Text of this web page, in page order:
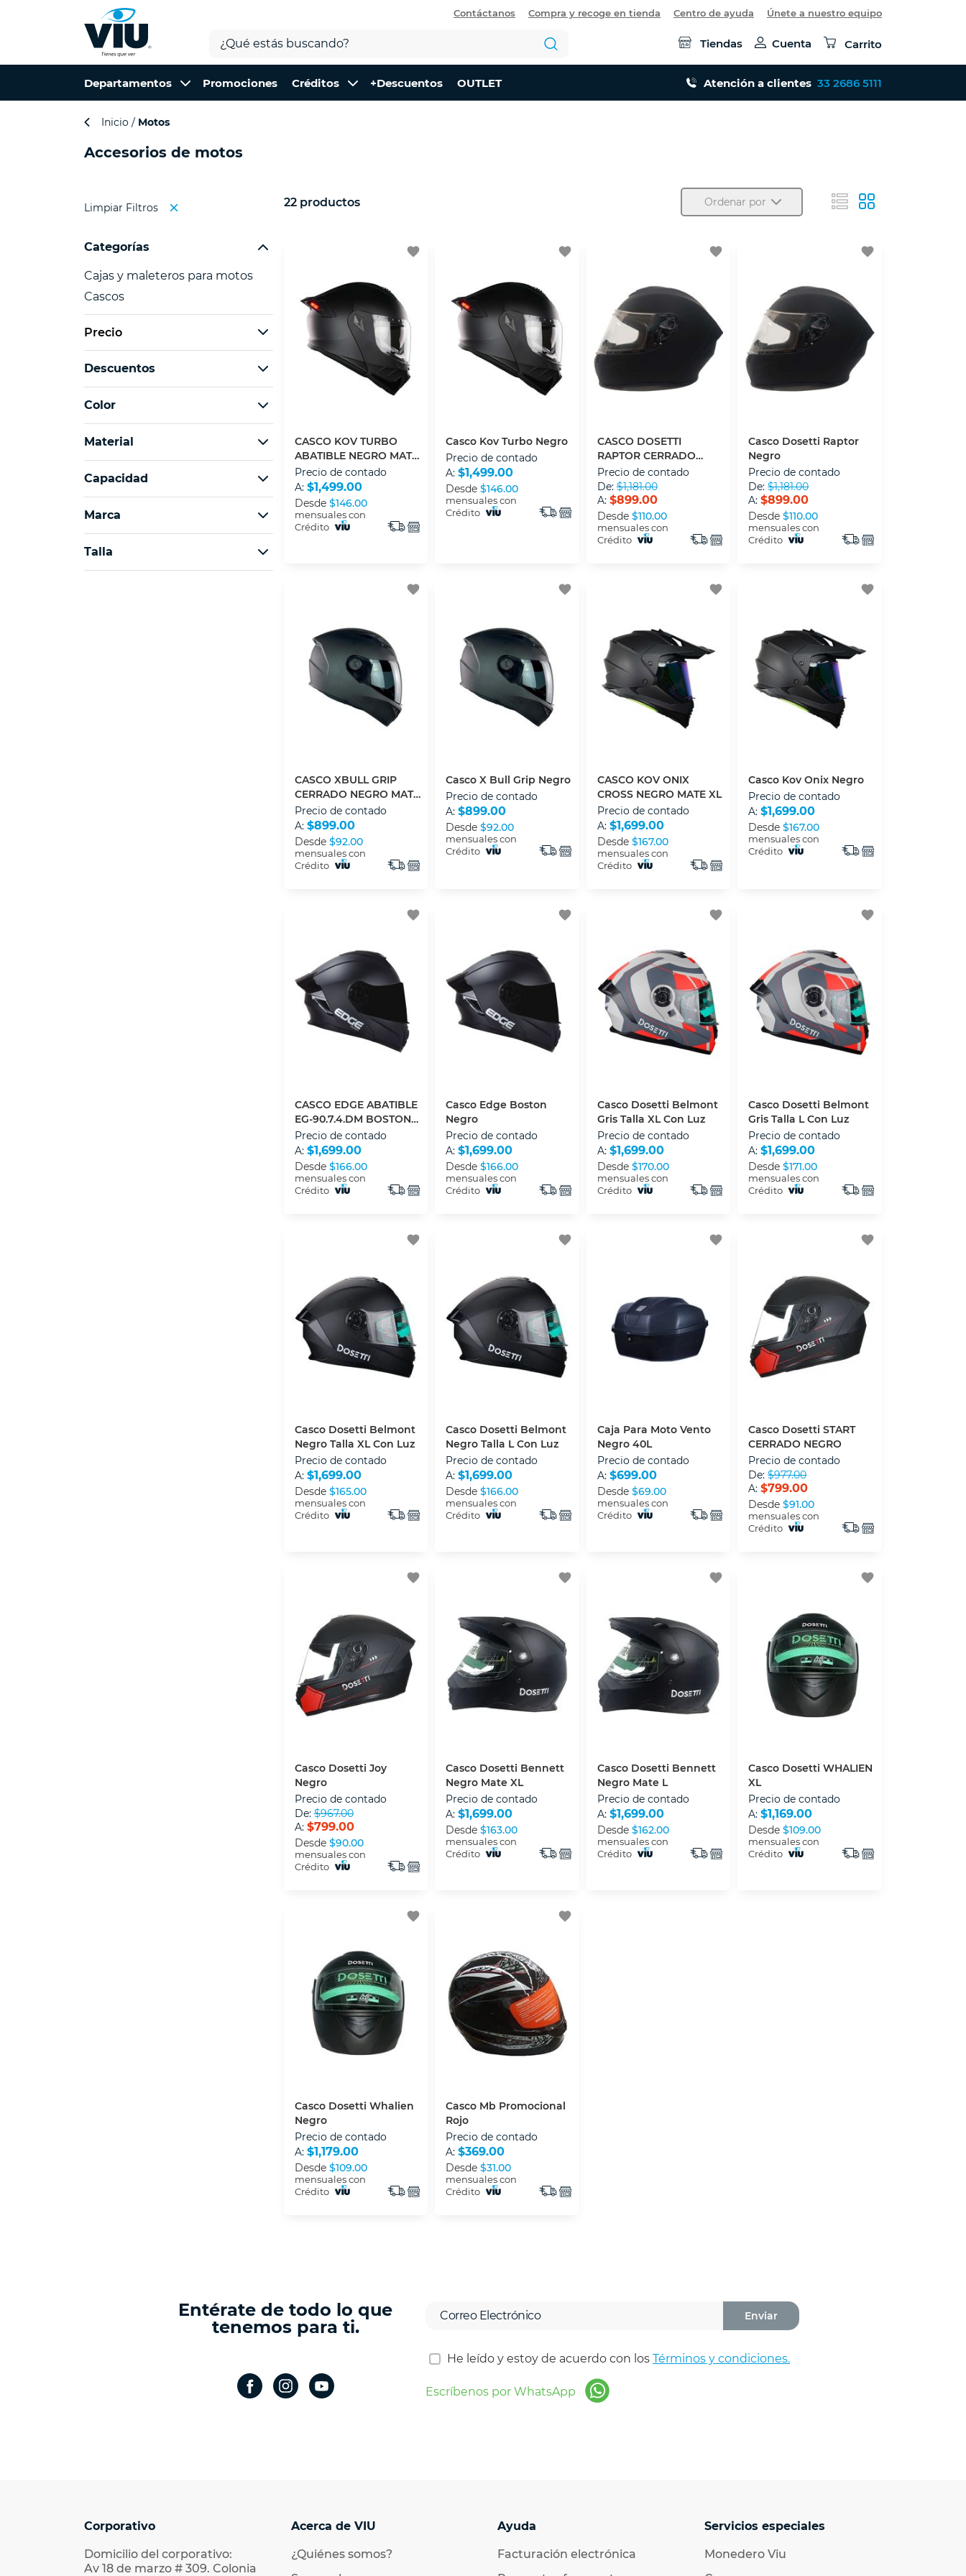
Contáctanos Compra y recoge en tienda Centro de ayuda Únete a nuestro equipo
Tiendas Cuenta Carrito
Departamentos Promociones Créditos +Descuentos OUTLET Atención a clientes 33 2686 5111
Inicio Motos
Accesorios de motos
Limpiar Filtros
Categorías
Cajas y maleteros para motos
Cascos
Precio
$369
Descuentos
Color
Material
Capacidad
Marca
Talla
22 productos Ordenar por
favorite
CASCO KOV TURBO
ABATIBLE NEGRO MATE
CON LUZ LED XL
Precio de contado
A: $1,499.00
Desde $146.00
mensuales con
Crédito
favorite
Casco Kov Turbo Negro
Precio de contado
A:$1,499.00
Desde$146.00
mensuales con
Crédito
favorite
CASCO DOSETTI
RAPTOR CERRADO
NEGRO MATE XL
Precio de contado
De:$1,181.00
A: $899.00
Desde $110.00
mensuales con
Crédito
favorite
Casco Dosetti Raptor
Negro
Precio de contado
De:$1,181.00
A:$899.00
Desde$110.00
mensuales con
Crédito
favorite
CASCO XBULL GRIP
CERRADO NEGRO MATE
XL
Precio de contado
A: $899.00
Desde $92.00
mensuales con
Crédito
favorite
Casco X Bull Grip Negro
Precio de contado
A:$899.00
Desde$92.00
mensuales con
Crédito
favorite
CASCO KOV ONIX
CROSS NEGRO MATE XL
Precio de contado
A: $1,699.00
Desde $167.00
mensuales con
Crédito
favorite
Casco Kov Onix Negro
Precio de contado
A:$1,699.00
Desde$167.00
mensuales con
Crédito
favorite
CASCO EDGE ABATIBLE
EG-90.7.4.DM BOSTON
NEGRO CON LUZ LED
XL
Precio de contado
A: $1,699.00
Desde $166.00
mensuales con
Crédito
favorite
Casco Edge Boston
Negro
Precio de contado
A:$1,699.00
Desde$166.00
mensuales con
Crédito
favorite
Casco Dosetti Belmont
Gris Talla XL Con Luz
Precio de contado
A: $1,699.00
Desde $170.00
mensuales con
Crédito
favorite
Casco Dosetti Belmont
Gris Talla L Con Luz
Precio de contado
A:$1,699.00
Desde$171.00
mensuales con
Crédito
favorite
Casco Dosetti Belmont
Negro Talla XL Con Luz
Precio de contado
A: $1,699.00
Desde $165.00
mensuales con
Crédito
favorite
Casco Dosetti Belmont
Negro Talla L Con Luz
Precio de contado
A:$1,699.00
Desde$166.00
mensuales con
Crédito
favorite
Caja Para Moto Vento
Negro 40L
Precio de contado
A: $699.00
Desde $69.00
mensuales con
Crédito
favorite
Casco Dosetti START
CERRADO NEGRO
Precio de contado
De:$977.00
A:$799.00
Desde$91.00
mensuales con
Crédito
favorite
Casco Dosetti Joy
Negro
Precio de contado
De:$967.00
A: $799.00
Desde $90.00
mensuales con
Crédito
favorite
Casco Dosetti Bennett
Negro Mate XL
Precio de contado
A:$1,699.00
Desde$163.00
mensuales con
Crédito
favorite
Casco Dosetti Bennett
Negro Mate L
Precio de contado
A: $1,699.00
Desde $162.00
mensuales con
Crédito
favorite
Casco Dosetti WHALIEN
XL
Precio de contado
A:$1,169.00
Desde$109.00
mensuales con
Crédito
favorite
Casco Dosetti Whalien
Negro
Precio de contado
A: $1,179.00
Desde $109.00
mensuales con
Crédito
favorite
Casco Mb Promocional
Rojo
Precio de contado
A:$369.00
Desde$31.00
mensuales con
Crédito
Entérate de todo lo que
tenemos para ti.
Enviar
He leído y estoy de acuerdo con los Términos y condiciones.
Escríbenos por WhatsApp
Corporativo
Domicilio del corporativo:
Av 18 de marzo # 309. Colonia
Acerca de VIU
¿Quiénes somos?
Ayuda
Facturación electrónica
Servicios especiales
Monedero Viu